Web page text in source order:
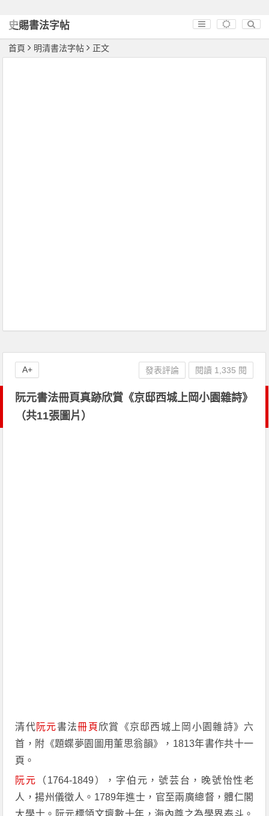
史賜書法字帖
首頁 明清書法字帖 正文
阮元書法冊頁真跡欣賞《京邸西城上岡小園雜詩》
（共11張圖片）
清代 阮元書法冊頁 欣賞《京邸西城上岡小園雜詩》六
首，附《題蝶夢園圖用董思翁韻》，1813年書作共十一
頁。
阮元
（1764-1849），字伯元，號芸台，晚號怡性老
人，揚州儀徵人。1789年進士，官至兩廣總督，體仁閣
大學士。阮元標領文壇數十年，海內尊之為學界泰斗。
發表評論 閱讀 1,335 閱
A+